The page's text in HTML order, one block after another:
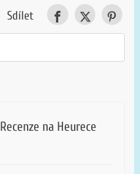
Sdílet
Recenze na Heurece